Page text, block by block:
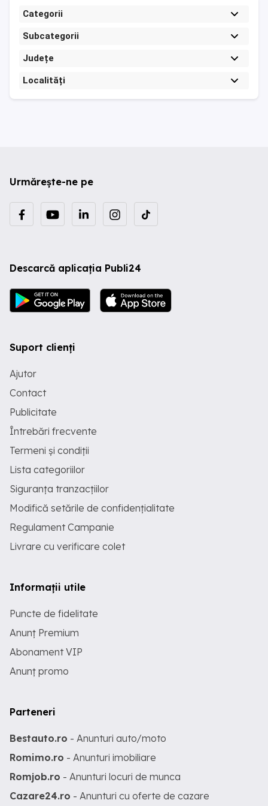
Categorii
Subcategorii
Județe
Localități
Urmărește-ne pe
Descarcă aplicația Publi24
Suport clienți
Ajutor
Contact
Publicitate
Întrebări frecvente
Termeni și condiții
Lista categoriilor
Siguranța tranzacțiilor
Modifică setările de confidențialitate
Regulament Campanie
Livrare cu verificare colet
Informații utile
Puncte de fidelitate
Anunț Premium
Abonament VIP
Anunț promo
Parteneri
Bestauto.ro - Anunturi auto/moto
Romimo.ro - Anunturi imobiliare
Romjob.ro - Anunturi locuri de munca
Cazare24.ro - Anunturi cu oferte de cazare